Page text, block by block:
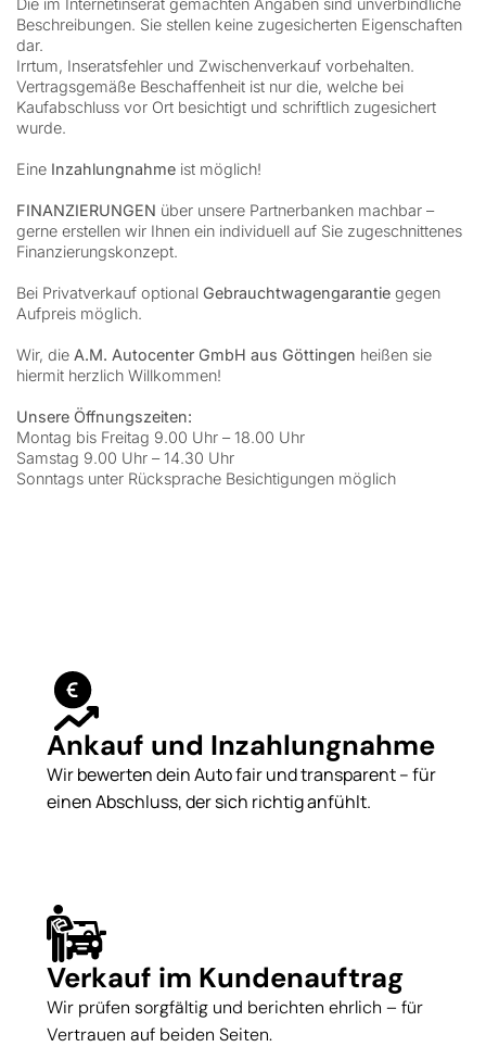
Die im Internetinserat gemachten Angaben sind unverbindliche
Beschreibungen. Sie stellen keine zugesicherten Eigenschaften
dar.
Irrtum, Inseratsfehler und Zwischenverkauf vorbehalten.
Vertragsgemäße Beschaffenheit ist nur die, welche bei
Kaufabschluss vor Ort besichtigt und schriftlich zugesichert
wurde.
Eine Inzahlungnahme ist möglich!
FINANZIERUNGEN über unsere Partnerbanken machbar –
gerne erstellen wir Ihnen ein individuell auf Sie zugeschnittenes
Finanzierungskonzept.
Bei Privatverkauf optional Gebrauchtwagengarantie gegen
Aufpreis möglich.
Wir, die A.M. Autocenter GmbH aus Göttingen heißen sie
hiermit herzlich Willkommen!
Unsere Öffnungszeiten:
Montag bis Freitag 9.00 Uhr – 18.00 Uhr
Samstag 9.00 Uhr – 14.30 Uhr
Sonntags unter Rücksprache Besichtigungen möglich
Ankauf und Inzahlungnahme
Wir bewerten dein Auto fair und transparent – für
einen Abschluss, der sich richtig anfühlt.
Verkauf im Kundenauftrag
Wir prüfen sorgfältig und berichten ehrlich – für
Vertrauen auf beiden Seiten.